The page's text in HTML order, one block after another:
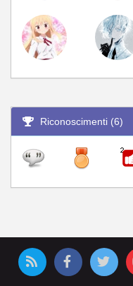
Riconoscimenti (6)